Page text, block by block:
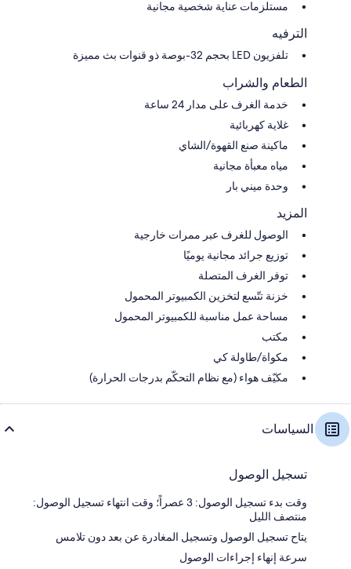
مستلزمات عناية شخصية مجانية
الترفيه
تلفزيون LED بحجم 32-بوصة ذو قنوات بث مميزة
الطعام والشراب
خدمة الغرف على مدار 24 ساعة
غلاية كهربائية
ماكينة صنع القهوة/الشاي
مياه معبأة مجانية
وحدة ميني بار
المزيد
الوصول للغرف عبر ممرات خارجية
توزيع جرائد مجانية يوميًا
توفر الغرف المتصلة
خزنة تتّسع لتخزين الكمبيوتر المحمول
مساحة عمل مناسبة للكمبيوتر المحمول
مكتب
مكواة/طاولة كي
مكيّف هواء (مع نظام التحكّم بدرجات الحرارة)
السياسات
تسجيل الوصول
وقت بدء تسجيل الوصول: 3 عصراً؛ وقت انتهاء تسجيل الوصول:
منتصف الليل
يتاح تسجيل الوصول وتسجيل المغادرة عن بعد دون تلامس
سرعة إنهاء إجراءات الوصول